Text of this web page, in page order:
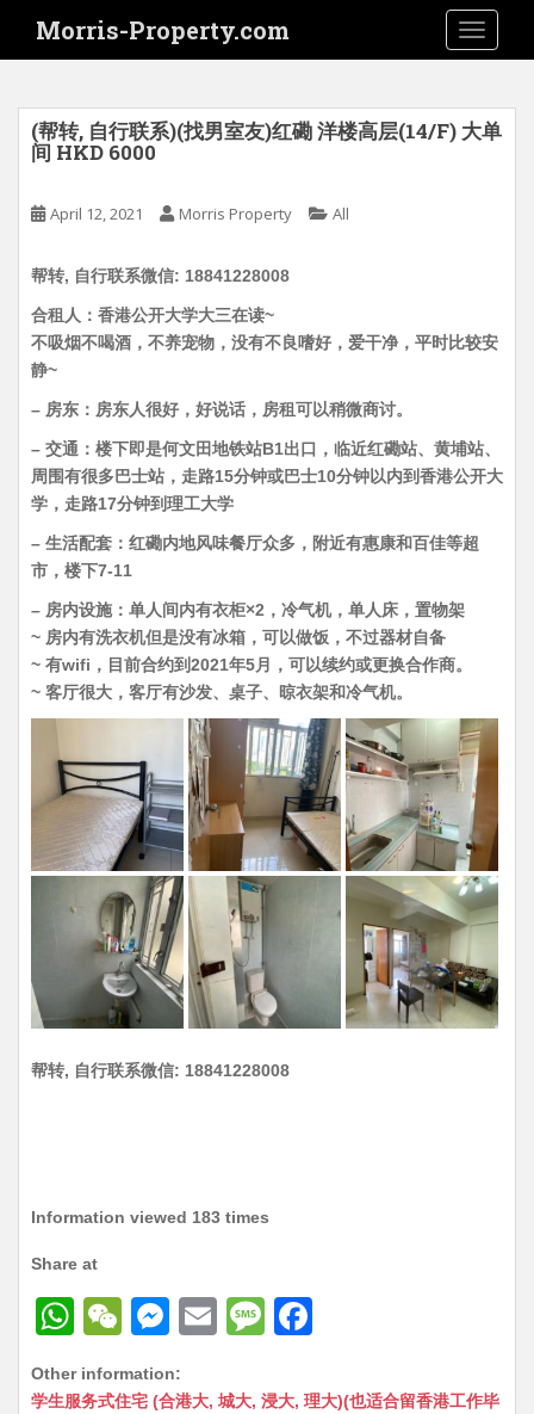
i
Morris-Property.com
(帮转, 自行联系)(找男室友)红磡 洋楼高层(14/F) 大单
间 HKD 6000
April 12, 2021 Morris Property All
帮转, 自行联系微信: 18841228008
合租人：香港公开大学大三在读~
不吸烟不喝酒，不养宠物，没有不良嗜好，爱干净，平时比较安
静~
– 房东：房东人很好，好说话，房租可以稍微商讨。
– 交通：楼下即是何文田地铁站B1出口，临近红磡站、黄埔站、
周围有很多巴士站，走路15分钟或巴士10分钟以内到香港公开大
学，走路17分钟到理工大学
– 生活配套：红磡内地风味餐厅众多，附近有惠康和百佳等超
市，楼下7-11
– 房内设施：单人间内有衣柜×2，冷气机，单人床，置物架
~ 房内有洗衣机但是没有冰箱，可以做饭，不过器材自备
~ 有wifi，目前合约到2021年5月，可以续约或更换合作商。
~ 客厅很大，客厅有沙发、桌子、晾衣架和冷气机。
帮转, 自行联系微信: 18841228008
Information viewed 183 times
Share at
W
at
W
C
M
s
E
ai
M
s
c
Other information:
学生服务式住宅 (合港大, 城大, 浸大, 理大)(也适合留香港工作毕